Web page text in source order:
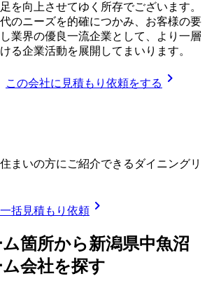
を向上させてゆく所存でございます。
のニーズを的確につかみ、お客様の要
業界の優良一流企業として、より一層
る企業活動を展開してまいります。
この会社に見積もり依頼をする chevron_right
まいの方にご紹介できる ダイニングリ
括見積もり依頼 chevron_right
箇所から新潟県中魚沼
会社を探す